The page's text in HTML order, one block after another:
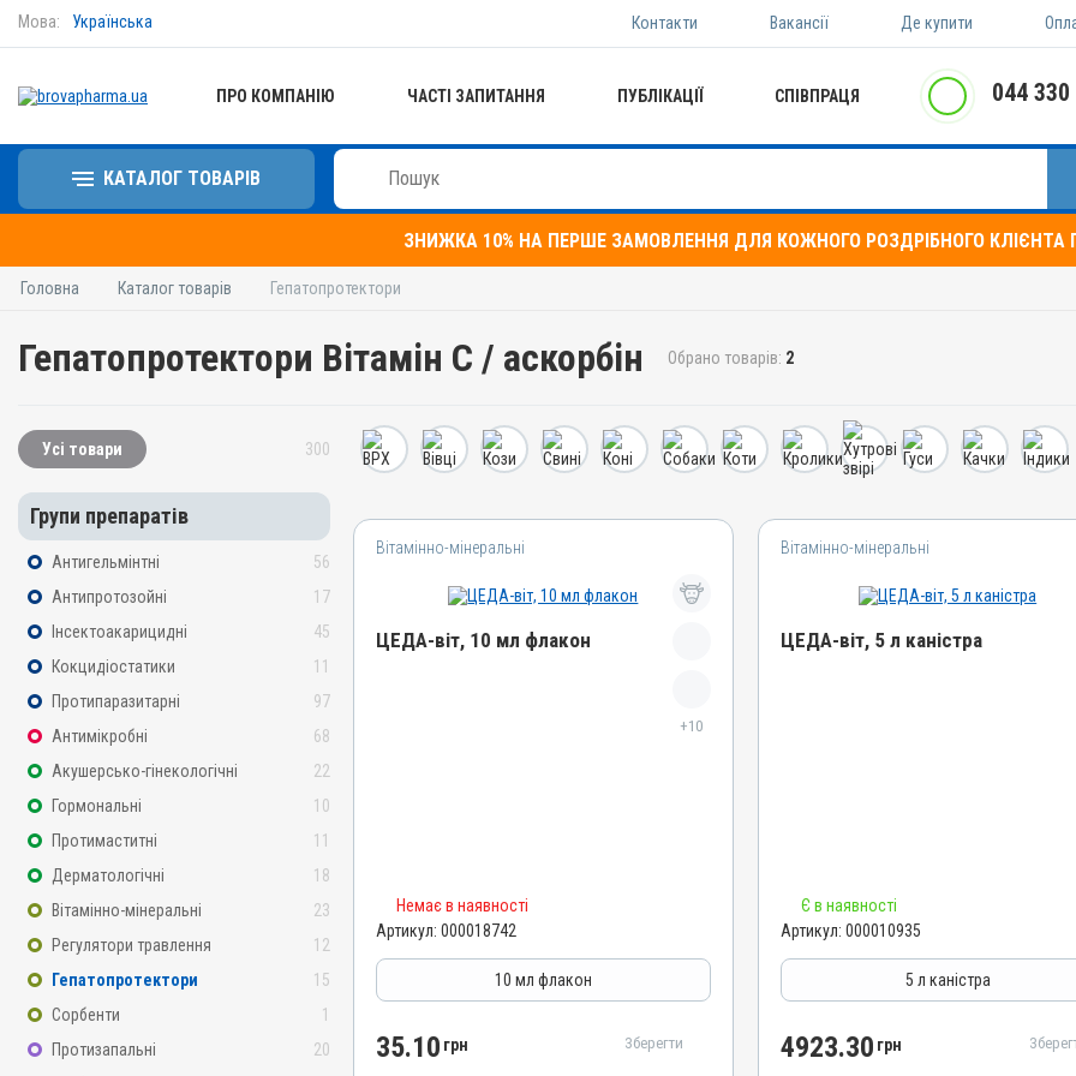
Мова: Українська Контакти Вакансії Де купити
ПРО КОМПАНІЮ ЧАСТІ ЗАПИТАННЯ ПУБЛІКАЦІЇ СПІВПРАЦЯ 044
КАТАЛОГ ТОВАРІВ
ЗНИЖКА 10% НА ПЕРШЕ ЗАМОВЛЕННЯ ДЛЯ КОЖНОГО РОЗДРІБНОГО КЛІЄНТА
Головна Каталог товарів Гепатопротектори
Гепатопротектори Вітамін C / аскорбін Обрано товарів: 2
Усі товари 300
Групи препаратів
Антигельмінтні
56
Антипротозойні
17
Інсектоакарицидні
45
Кокцидіостатики
11
Протипаразитарні
97
Антимікробні
68
Акушерсько-гінекологічні
22
Гормональні
10
Протимаститні
11
Дерматологічні
18
Вітамінно-мінеральні
23
Регулятори травлення
12
Гепатопротектори
15
Сорбенти
1
Протизапальні
20
Вітамінно-мінеральні
ЦЕДА-віт, 10 мл флакон
+10
Вітамінно-мінеральні, Імуностимулятори,
Гепатопротектори
Лікарська форма
Вітамін D3, Вітамін A / ретинол, Вітамін E /
Немає в наявності
Артикул: 000018742
10 мл флакон
35.10 грн Зберегти
Вітамінно-мінеральні
ЦЕДА-віт, 5 л каністра
АВ-04745-04-13
Вітамінно-мінеральні, Імуностимулятори,
Гепатопротектори
Емульсія
Є в наявності
Артикул: 000010935
5 л каністра
4923.30 грн